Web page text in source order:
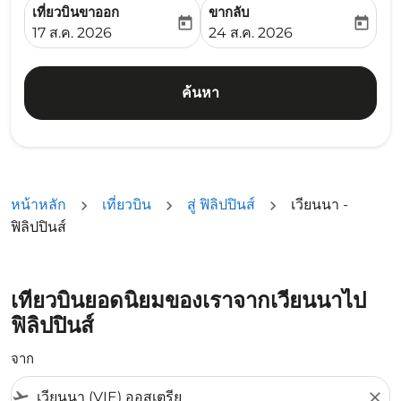
เที่ยวบินขาออก
fc-booking-departure-date-aria-label
17 ส.ค. 2026
today
ขากลับ
fc-booking-return-date-
24 ส.ค. 2026
today
ค้นหา
หน้าหลัก เที่ยวบิน สู่ ฟิลิปปินส์
เวียนนา -
ฟิลิปปินส์
เที่ยวบินยอดนิยมของเราจากเวียนนาไป
ฟิลิปปินส์
จาก
flight_takeoff close